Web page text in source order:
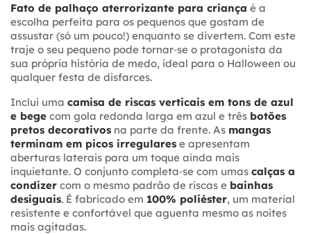
Fato de palhaço aterrorizante para criança é a
escolha perfeita para os pequenos que gostam de
assustar (só um pouco!) enquanto se divertem. Com este
traje o seu pequeno pode tornar‑se o protagonista da
sua própria história de medo, ideal para o Halloween ou
qualquer festa de disfarces.
Inclui uma camisa de riscas verticais em tons de azul
e bege com gola redonda larga em azul e três botões
pretos decorativos na parte da frente. As mangas
terminam em picos irregulares e apresentam
aberturas laterais para um toque ainda mais
inquietante. O conjunto completa‑se com umas calças a
condizer com o mesmo padrão de riscas e bainhas
desiguais. É fabricado em 100% poliéster, um material
resistente e confortável que aguenta mesmo as noites
mais agitadas.